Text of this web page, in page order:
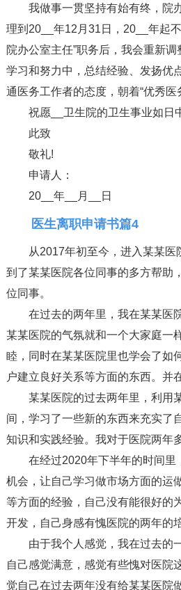
我做事一贯坚持有始有终，院
理到20__年12月31日，20__年起
院办公室主任”职务后，我会重新
学习和努力中，总结经验、发扬优
通医务工作者的态度，朝着“优秀医
祝愿__卫生院的卫生事业如日
此致
敬礼!
申请人：
20__年__月__日
医生离职申请书篇4
从2017年初至今，进入某某
到了某某医院各位同事的多方帮助
位同事。
在过去的两年里，我在某某医
某某医院的气氛就和一个大家庭一
睦，同时在某某医院里也学会了如
户建立良好关系等方面的东西。并
某某医院的过去两年里，利用
间，学习了一些新的东西来充实了
知识和实践经验。我对于医院两年
在经过2020年下半年的时间里
机会，让自己学习做市场方面的运
等方面的经验，自己没有能很好的
开发，自己身感有愧医院的两年的
由于我个人感觉，我在过去的
自己感觉满意，感觉有些愧对医院
觉自己在过去两年没有给某某医院